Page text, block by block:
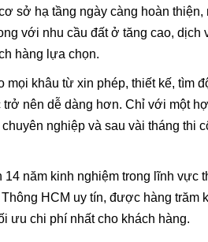
sở hạ tầng ngày càng hoàn
với nhu cầu đất ở tăng cao, dịch
hàng lựa chọn.
khâu từ xin phép, thiết kế, tìm
nên dễ dàng hơn. Chỉ với một
nghiệp và sau vài tháng thi
năm kinh nghiệm trong lĩnh vực
HCM uy tín, được hàng trăm
ưu chi phí nhất cho khách hàng.